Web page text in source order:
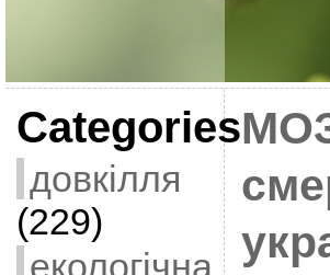
Categories
довкілля
(229)
екологічна